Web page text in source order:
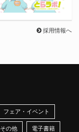
採用情報へ
フェア・イベント
その他 電子書籍